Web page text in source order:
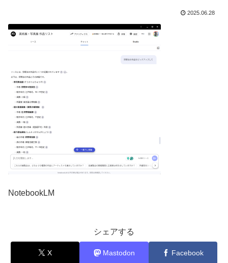
2025.06.28
NotebookLM
シェアする
X Mastodon Facebook